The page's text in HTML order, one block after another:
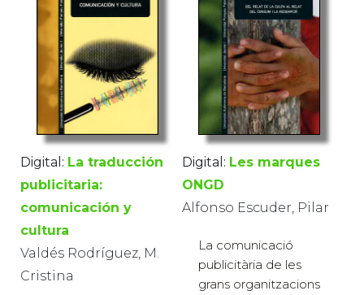
Digital: La traducción
publicitaria:
comunicación y
cultura
Valdés Rodríguez, M.
Cristina
Digital: Les marques
ONGD
Alfonso Escuder, Pilar
La comunicació
publicitària de les
grans organitzacions